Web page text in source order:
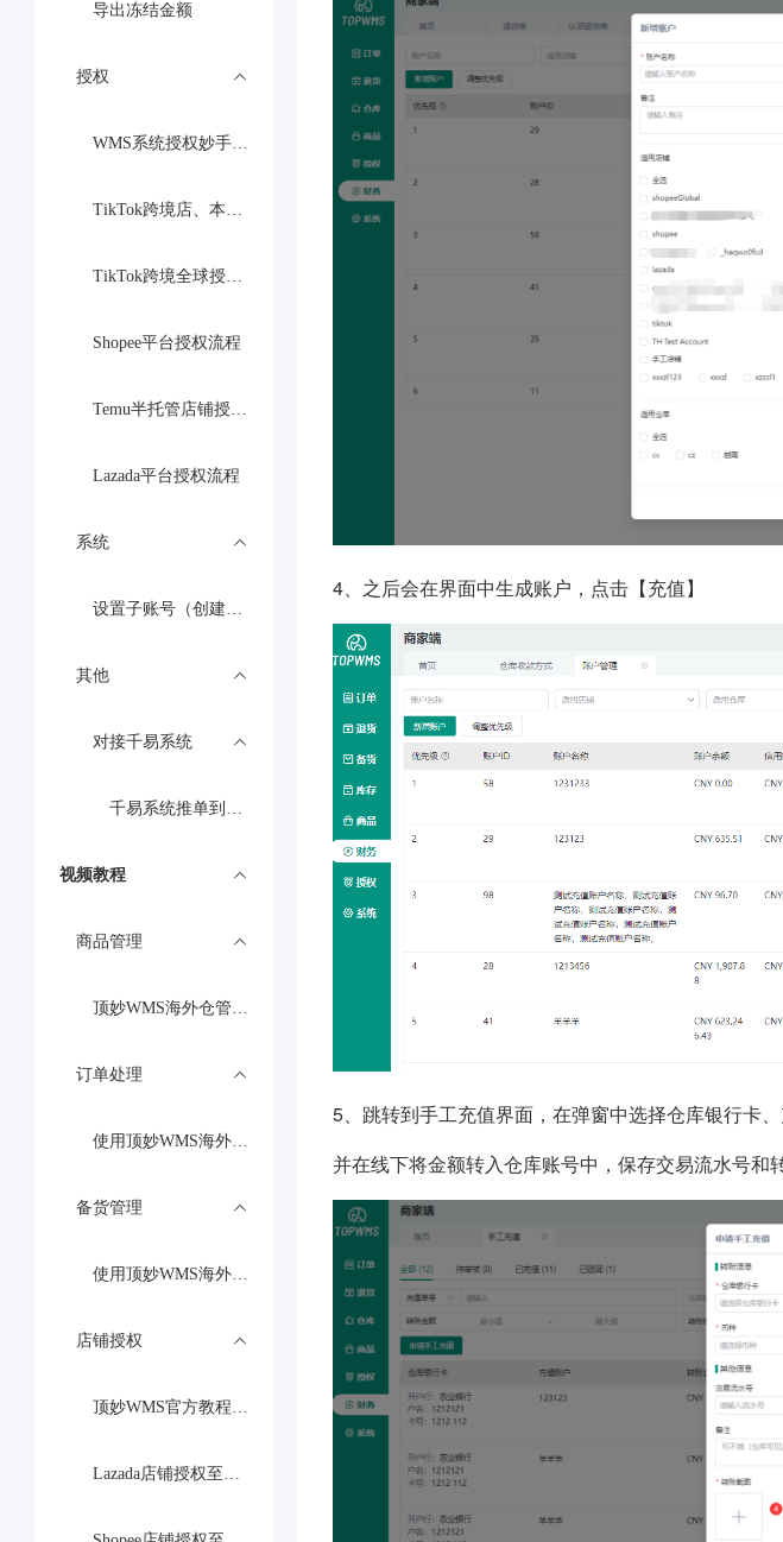
导出冻结金额
授权
WMS系统授权妙手ERP流程
TikTok跨境店、本土店授权教程
TikTok跨境全球授权教程
Shopee平台授权流程
Temu半托管店铺授权教程
Lazada平台授权流程
系统
设置子账号（创建成员、角色）
其他
对接千易系统
千易系统推单到顶妙WMS流程
视频教程
商品管理
顶妙WMS海外仓管理系统专属OMS商品创建与配对实操教程讲解
订单处理
使用顶妙WMS海外仓管理系统商家端（OMS）推单至海外仓全流程
备货管理
使用顶妙WMS海外仓管理系统商家端（OMS）创建备货单及推送教程
店铺授权
顶妙WMS官方教程，TikTok Shop授权到顶妙OMS操作指南
Lazada店铺授权至顶妙OMS操作流程，顶妙WMS官方教程
4、之后会在界面中生成账户，点击【充值】
5、跳转到手工充值界面，在弹窗中选择仓库银行卡
并在线下将金额转入仓库账号中，保存交易流水号和